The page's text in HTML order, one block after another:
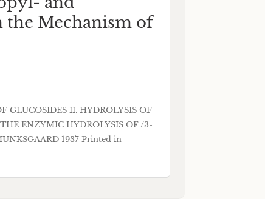
the Mechanism of
GLUCOSIDES II. HYDROLYSIS OF
ENZYMIC HYDROLYSIS OF /3-
1937 Printed in